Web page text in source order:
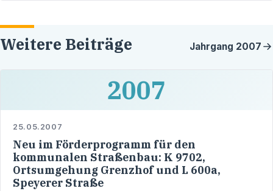
Weitere Beiträge Jahrgang 2007
2007
25.05.2007
Neu im Förderprogramm für den
kommunalen Straßenbau: K 9702,
Ortsumgehung Grenzhof und L 600a,
Speyerer Straße